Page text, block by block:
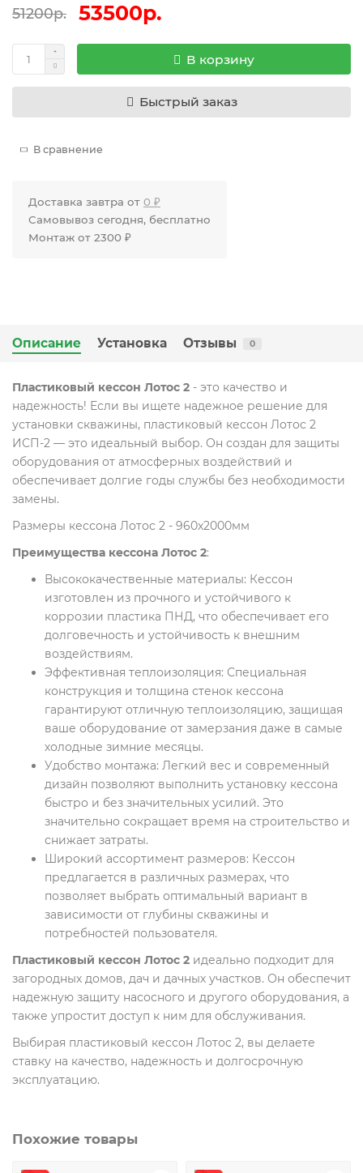
51200р. 53500р.
В корзину
Быстрый заказ
В сравнение
Доставка завтра от 0 ₽
Самовывоз сегодня, бесплатно
Монтаж от 2300 ₽
Описание Установка Отзывы 0
Пластиковый кессон Лотос 2 - это качество и
надежность! Если вы ищете надежное решение для
установки скважины, пластиковый кессон Лотос 2
ИСП-2 — это идеальный выбор. Он создан для защиты
оборудования от атмосферных воздействий и
обеспечивает долгие годы службы без необходимости
замены.
Размеры кессона Лотос 2 - 960х2000мм
Преимущества кессона Лотос 2:
Высококачественные материалы: Кессон
изготовлен из прочного и устойчивого к
коррозии пластика ПНД, что обеспечивает его
долговечность и устойчивость к внешним
воздействиям.
Эффективная теплоизоляция: Специальная
конструкция и толщина стенок кессона
гарантируют отличную теплоизоляцию, защищая
ваше оборудование от замерзания даже в самые
холодные зимние месяцы.
Удобство монтажа: Легкий вес и современный
дизайн позволяют выполнить установку кессона
быстро и без значительных усилий. Это
значительно сокращает время на строительство и
снижает затраты.
Широкий ассортимент размеров: Кессон
предлагается в различных размерах, что
позволяет выбрать оптимальный вариант в
зависимости от глубины скважины и
потребностей пользователя.
Пластиковый кессон Лотос 2 идеально подходит для
загородных домов, дач и дачных участков. Он обеспечит
надежную защиту насосного и другого оборудования, а
также упростит доступ к ним для обслуживания.
Выбирая пластиковый кессон Лотос 2, вы делаете
ставку на качество, надежность и долгосрочную
эксплуатацию.
Похожие товары